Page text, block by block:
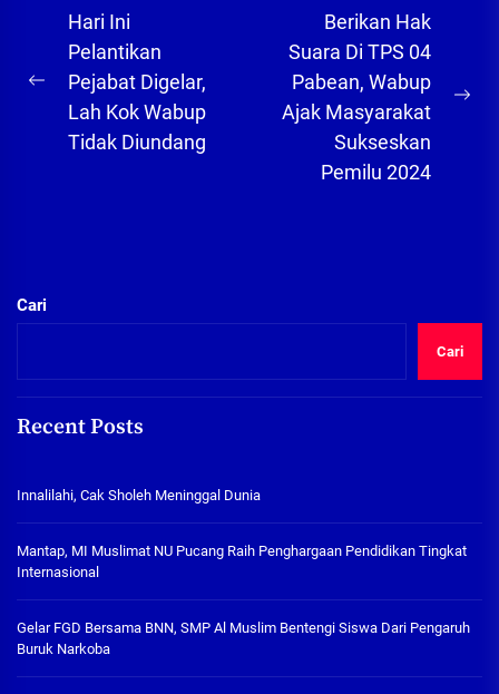
Navigasi
pos
Previous
post:
Hari Ini
Pelantikan
Pejabat Digelar,
Lah Kok Wabup
Tidak Diundang
Berikan Hak
Suara Di TPS 04
Pabean, Wabup
Ajak Masyarakat
Sukseskan
Pemilu 2024
Cari
Cari
Recent Posts
Innalilahi, Cak Sholeh Meninggal Dunia
Mantap, MI Muslimat NU Pucang Raih Penghargaan Pendidikan Tingkat
Internasional
Gelar FGD Bersama BNN, SMP Al Muslim Bentengi Siswa Dari Pengaruh
Buruk Narkoba